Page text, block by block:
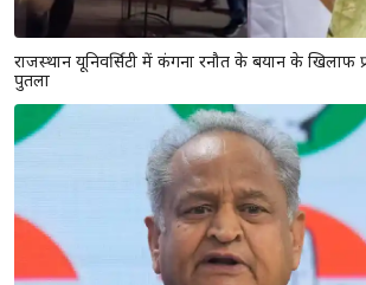
राजस्थान यूनिवर्सिटी में कंगना रनौत के बयान के खिलाफ
पुतला